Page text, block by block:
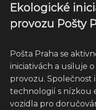
Ekologické
provozu Pošty
Pošta Praha se
iniciativách a usiluje
provozu.
technologií s nízkou
vozidla pro